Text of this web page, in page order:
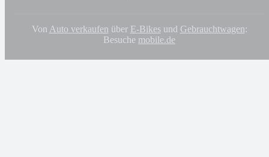
Von Auto verkaufen über E-Bikesund Gebrauchtwagen:
Besuche mobile.de